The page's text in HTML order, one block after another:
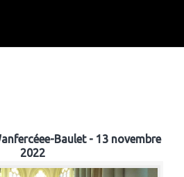
Baulet - 13 novembre
2022